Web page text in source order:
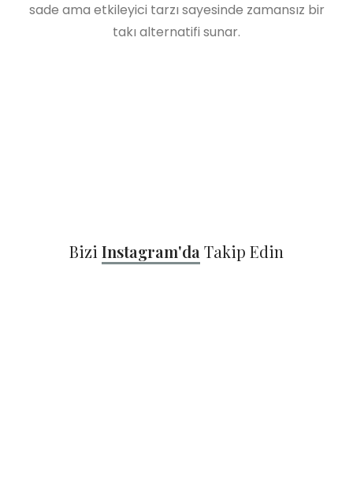
sade ama etkileyici tarzı sayesinde zamansız bir
takı alternatifi sunar.
BiziInstagram'daTakip Edin